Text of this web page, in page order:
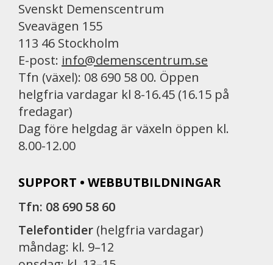
Svenskt Demenscentrum
Sveavägen 155
113 46 Stockholm
E-post: info@demenscentrum.se
Tfn (växel): 08 690 58 00. Öppen
helgfria vardagar kl 8-16.45 (16.15 på
fredagar)
Dag före helgdag är växeln öppen kl.
8.00-12.00
SUPPORT • WEBBUTBILDNINGAR
Tfn: 08 690 58 60
Telefontider (helgfria vardagar)
måndag: kl. 9–12